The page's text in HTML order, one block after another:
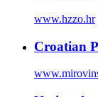
www.hzzo.hr
Croatian